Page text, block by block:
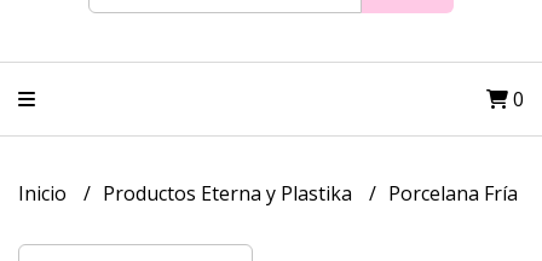
0
Inicio Productos Eterna y Plastika Porcelana Fría